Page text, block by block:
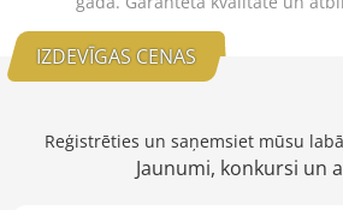
IZDEVĪGAS CENAS
Reģistrēties un saņemsiet mūsu
Jaunumi, konkursi un